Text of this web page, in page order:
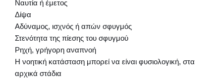
Ναυτία ή έμετος
Δίψα
Αδύναμος, ισχνός ή απών σφυγμός
Στενότητα της πίεσης του σφυγμού
Ρηχή, γρήγορη αναπνοή
Η νοητική κατάσταση μπορεί να είναι φυσιολογική, στα
αρχικά στάδια